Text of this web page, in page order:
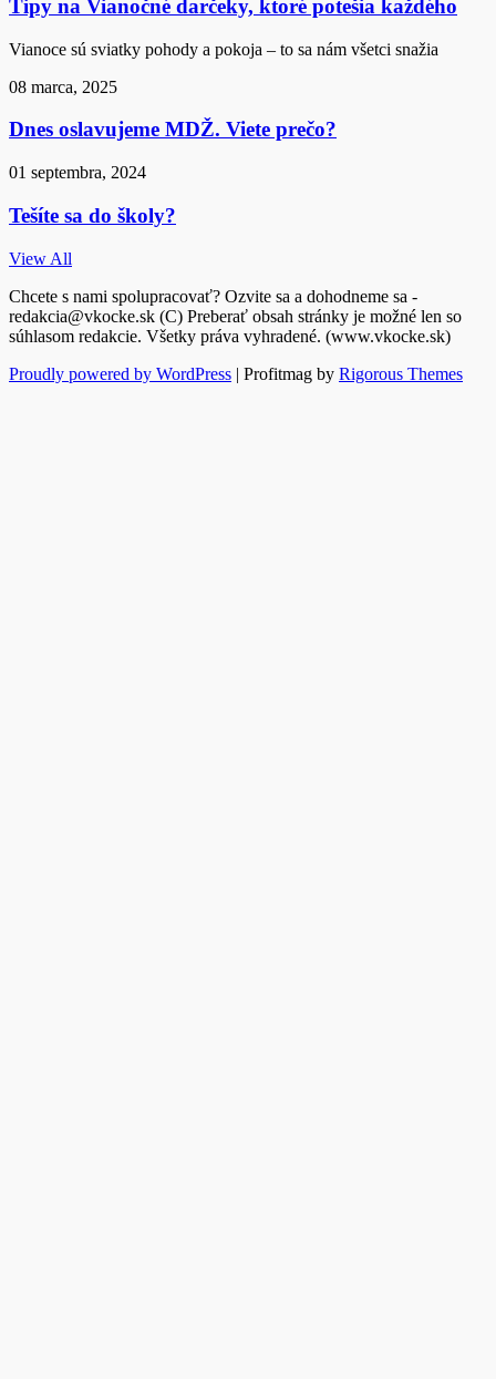
Tipy na Vianočné darčeky, ktoré potešia každého
Vianoce sú sviatky pohody a pokoja – to sa nám všetci snažia
08 marca, 2025
Dnes oslavujeme MDŽ. Viete prečo?
01 septembra, 2024
Tešíte sa do školy?
View All
Chcete s nami spolupracovať? Ozvite sa a dohodneme sa -
redakcia@vkocke.sk (C) Preberať obsah stránky je možné len so
súhlasom redakcie. Všetky práva vyhradené. (www.vkocke.sk)
Proudly powered by WordPress | Profitmag by Rigorous Themes